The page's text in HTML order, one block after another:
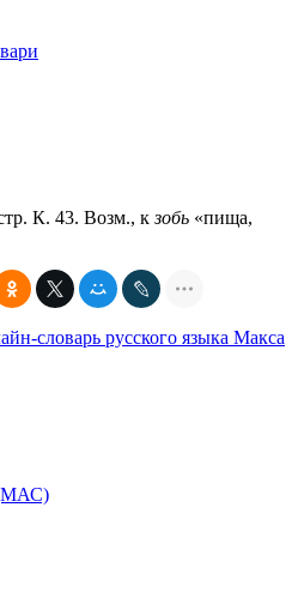
К. 43. Возм., кзобь «пища,
словарь русского языка Макса
(МАС)